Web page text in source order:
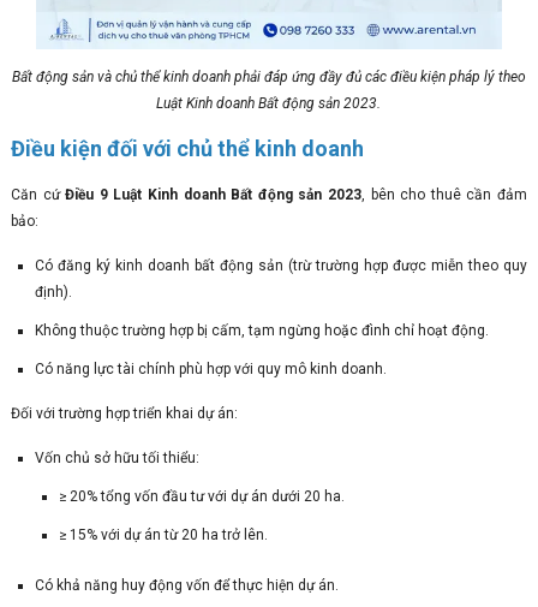
Bất động sản và chủ thể kinh doanh phải đáp ứng đầy đủ các điều kiện pháp lý theo
Luật Kinh doanh Bất động sản 2023.
Điều kiện đối với chủ thể kinh doanh
Căn cứĐiều 9 Luật Kinh doanh Bất động sản 2023, bên cho thuê cần đảm
bảo:
Có đăng ký kinh doanh bất động sản (trừ trường hợp được miễn theo quy
định).
Không thuộc trường hợp bị cấm, tạm ngừng hoặc đình chỉ hoạt động.
Có năng lực tài chính phù hợp với quy mô kinh doanh.
Đối với trường hợp triển khai dự án:
Vốn chủ sở hữu tối thiểu:
≥ 20% tổng vốn đầu tư với dự án dưới 20 ha.
≥ 15% với dự án từ 20 ha trở lên.
Có khả năng huy động vốn để thực hiện dự án.